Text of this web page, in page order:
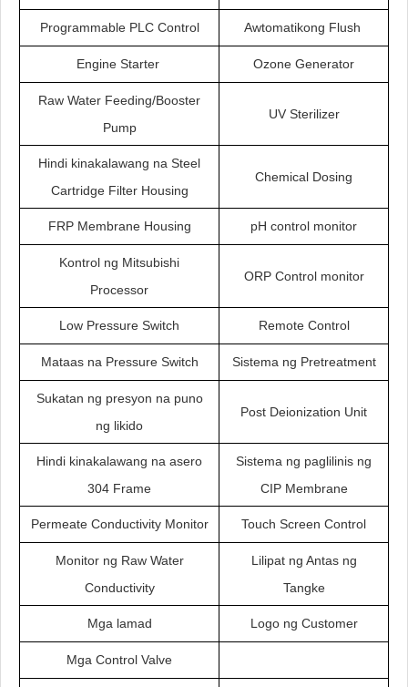
Programmable PLC Control Awtomatikong Flush
Engine Starter Ozone Generator
Raw Water Feeding/Booster
Pump
UV Sterilizer
Hindi kinakalawang na Steel
Cartridge Filter Housing
Chemical Dosing
FRP Membrane Housing pH control monitor
Kontrol ng Mitsubishi
Processor
ORP Control monitor
Low Pressure Switch Remote Control
Mataas na Pressure Switch Sistema ng Pretreatment
Sukatan ng presyon na puno
ng likido
Post Deionization Unit
Hindi kinakalawang na asero
304 Frame
Sistema ng paglilinis ng
CIP Membrane
Permeate Conductivity Monitor Touch Screen Control
Monitor ng Raw Water
Conductivity
Lilipat ng Antas ng
Tangke
Mga lamad Logo ng Customer
Mga Control Valve